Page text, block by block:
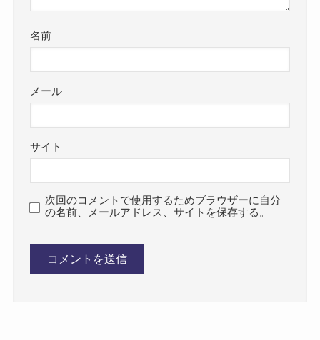
名前
メール
サイト
次回のコメントで使用するためブラウザーに自分
の名前、メールアドレス、サイトを保存する。